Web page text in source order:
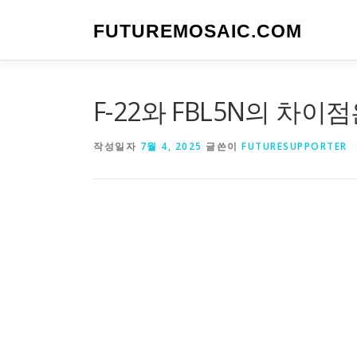
로
FUTUREMOSAIC.COM
F-22와 FBL5N의 차이
작성일자 7월 4, 2025 글쓴이 FUTURESUPPORTER